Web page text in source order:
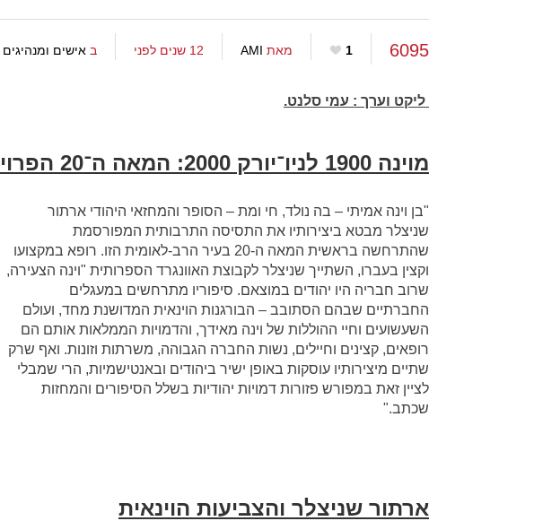
6095
1 מאת AMI 12 שנים לפני ב אישים ומנהיגים
ליקט וערך : עמי סלנט.
מוינה 1900 לניו־יורק 2000: המאה ה־20 הפרוידיאנית
"בן וינה אמיתי – בה נולד, חי ומת – הסופר והמחזאי היהודי ארתור
שניצלר מבטא ביצירותיו את התסיסה התרבותית המפורסמת
שהתרחשה בראשית המאה ה-20 בעיר הרב-לאומית הזו. רופא במקצועו
וקצין בעברו, השתייך שניצלר לקבוצת האוונגרד הספרותית "וינה הצעירה,
שרוב חבריה היו יהודים במוצאם. סיפוריו מתרחשים במעגלים
החברתיים שבהם הסתובב – הבורגנות הוינאית המדושנת מחד, ועולם
השעשועים וחיי ההוללות של וינה מאידך, והדמויות הממלאות אותם הם
רופאים, קצינים וחיילים, נשות החברה הגבוהה, משרתות וזונות. ואף שרק
שתיים מיצירותיו עוסקות באופן ישיר ביהודים ובאנטישמיות, הרי שמבלי
לציין זאת במפורש פזורות דמויות יהודיות בשלל הסיפורים והמחזות
שכתב."
ארתור שניצלר והצביעות הוינאית